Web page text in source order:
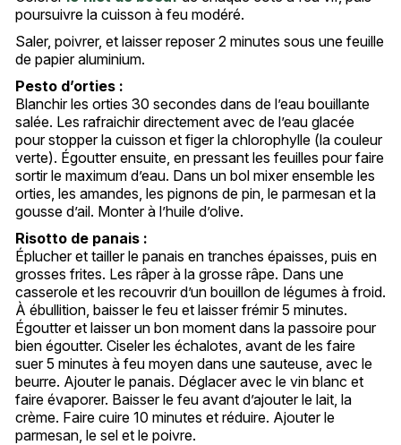
poursuivre la cuisson à feu modéré.
Saler, poivrer, et laisser reposer 2 minutes sous une feuille
de papier aluminium.
Pesto d’orties :
Blanchir les orties 30 secondes dans de l’eau bouillante
salée. Les rafraichir directement avec de l’eau glacée
pour stopper la cuisson et figer la chlorophylle (la couleur
verte). Égoutter ensuite, en pressant les feuilles pour faire
sortir le maximum d’eau. Dans un bol mixer ensemble les
orties, les amandes, les pignons de pin, le parmesan et la
gousse d’ail. Monter à l’huile d’olive.
Risotto de panais :
Éplucher et tailler le panais en tranches épaisses, puis en
grosses frites. Les râper à la grosse râpe. Dans une
casserole et les recouvrir d’un bouillon de légumes à froid.
À ébullition, baisser le feu et laisser frémir 5 minutes.
Égoutter et laisser un bon moment dans la passoire pour
bien égoutter. Ciseler les échalotes, avant de les faire
suer 5 minutes à feu moyen dans une sauteuse, avec le
beurre. Ajouter le panais. Déglacer avec le vin blanc et
faire évaporer. Baisser le feu avant d’ajouter le lait, la
crème. Faire cuire 10 minutes et réduire. Ajouter le
parmesan, le sel et le poivre.